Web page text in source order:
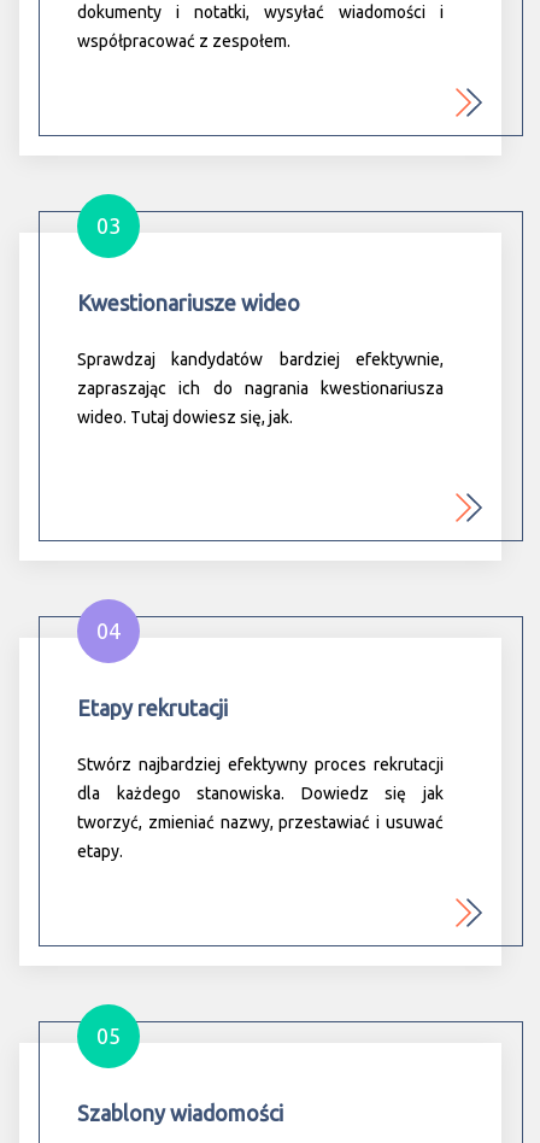
dokumenty i notatki, wysyłać wiadomości i
współpracować z zespołem.
03
Kwestionariusze wideo
Sprawdzaj kandydatów bardziej efektywnie,
zapraszając ich do nagrania kwestionariusza
wideo. Tutaj dowiesz się, jak.
04
Etapy rekrutacji
Stwórz najbardziej efektywny proces rekrutacji
dla każdego stanowiska. Dowiedz się jak
tworzyć, zmieniać nazwy, przestawiać i usuwać
etapy.
05
Szablony wiadomości